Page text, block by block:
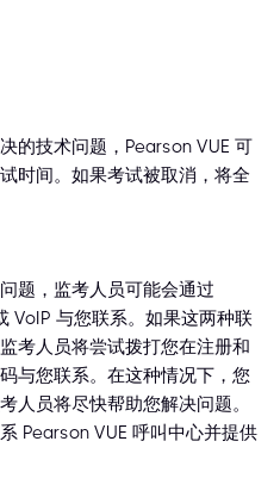
的技术问题，Pearson VUE 可
时间。如果考试被取消，将全
题，监考人员可能会通过
VoIP 与您联系。如果这两种联
考人员将尝试拨打您在注册和
与您联系。在这种情况下，您
人员将尽快帮助您解决问题。
Pearson VUE 呼叫中心并提供